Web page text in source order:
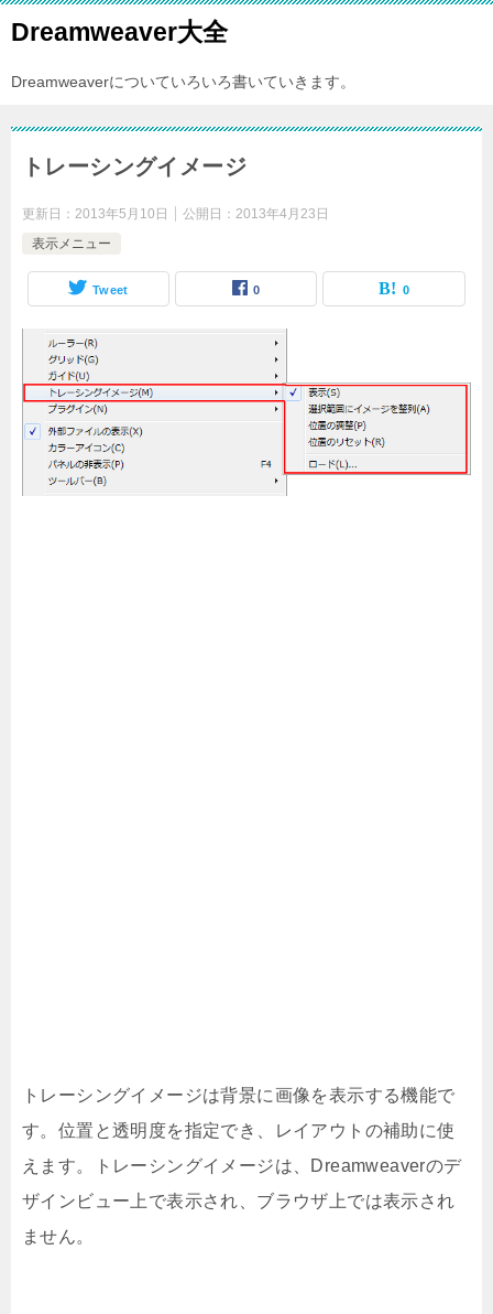
Dreamweaver大全
Dreamweaverについていろいろ書いていきます。
トレーシングイメージ
更新日： 2013年5月10日 公開日： 2013年4月23日
表示メニュー
Tweet 0 0
トレーシングイメージは背景に画像を表示する機能で
す。位置と透明度を指定でき、レイアウトの補助に使
えます。トレーシングイメージは、Dreamweaverのデ
ザインビュー上で表示され、ブラウザ上では表示され
ません。